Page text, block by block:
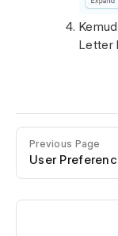
Letter
Previous Page
User